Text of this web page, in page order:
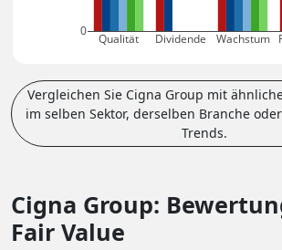
Qualität Dividende Wachstum
0
Vergleichen Sie Cigna Group mit
im selben Sektor, derselben Branche
Trends.
Cigna Group:
Fair Value